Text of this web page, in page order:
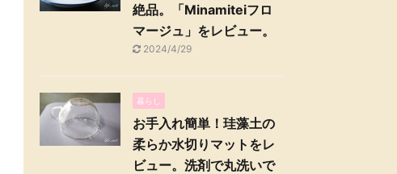
絶品。「Minamiteiフロ
マージュ」をレビュー。
2024/4/29
暮らし
お手入れ簡単！珪藻土の
柔らか水切りマットをレ
ビュー。洗剤で丸洗いで